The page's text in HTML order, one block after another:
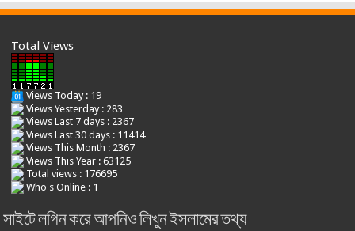
Total Views
Views Today : 19
Views Yesterday : 283
Views Last 7 days : 2367
Views Last 30 days : 11414
Views This Month : 2367
Views This Year : 63125
Total views : 176695
Who's Online : 1
সাইটে লগিন করে আপনিও লিখুন ইসলামের তথ্য